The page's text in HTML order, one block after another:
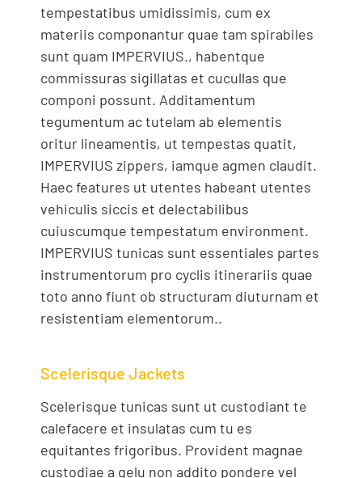
tempestatibus umidissimis, cum ex
materiis componantur quae tam spirabiles
sunt quam IMPERVIUS., habentque
commissuras sigillatas et cucullas que
componi possunt. Additamentum
tegumentum ac tutelam ab elementis
oritur lineamentis, ut tempestas quatit,
IMPERVIUS zippers, iamque agmen claudit.
Haec features ut utentes habeant utentes
vehiculis siccis et delectabilibus
cuiuscumque tempestatum environment.
IMPERVIUS tunicas sunt essentiales partes
instrumentorum pro cyclis itinerariis quae
toto anno fiunt ob structuram diuturnam et
resistentiam elementorum..
Scelerisque Jackets
Scelerisque tunicas sunt ut custodiant te
calefacere et insulatas cum tu es
equitantes frigoribus. Provident magnae
custodiae a gelu non addito pondere vel